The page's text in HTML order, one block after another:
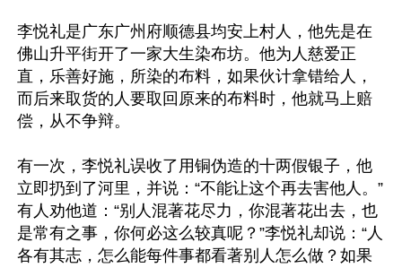
李悦礼是广东广州府顺德县均安上村人，他先是在
佛山升平街开了一家大生染布坊。他为人慈爱正
直，乐善好施，所染的布料，如果伙计拿错给人，
而后来取货的人要取回原来的布料时，他就马上赔
偿，从不争辩。
有一次，李悦礼误收了用铜伪造的十两假银子，他
立即扔到了河里，并说：“不能让这个再去害他人。”
有人劝他道：“别人混著花尽力，你混著花出去，也
是常有之事，你何必这么较真呢？”李悦礼却说：“人
各有其志，怎么能每件事都看著别人怎么做？如果